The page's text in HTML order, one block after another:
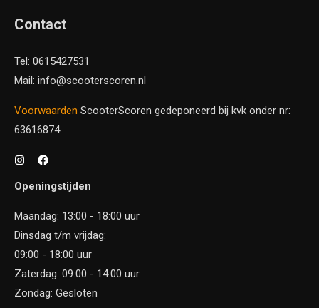
Contact
Tel: 0615427531
Mail: info@scooterscoren.nl
Voorwaarden ScooterScoren gedeponeerd bij kvk onder nr:
63616874
Openingstijden
Maandag: 13:00 - 18:00 uur
Dinsdag t/m vrijdag:
09:00 - 18:00 uur
Zaterdag: 09:00 - 14:00 uur
Zondag: Gesloten